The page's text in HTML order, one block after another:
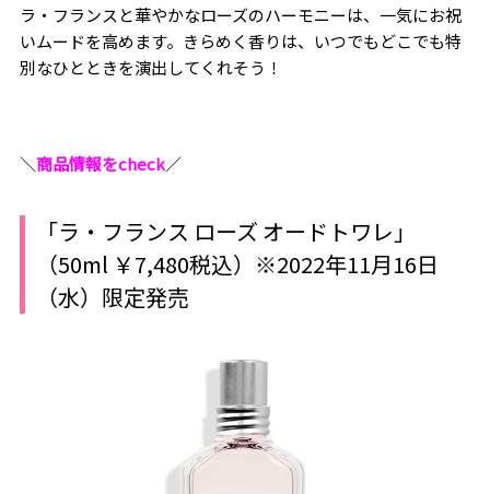
ラ・フランスと華やかなローズのハーモニーは、一気にお祝
いムードを高めます。きらめく香りは、いつでもどこでも特
別なひとときを演出してくれそう！
＼商品情報をcheck／
「ラ・フランス ローズ オードトワレ」
（50ml ￥7,480税込）※2022年11月16日
（水）限定発売